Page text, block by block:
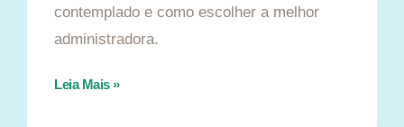
contemplado e como escolher a melhor
administradora.
Leia Mais »